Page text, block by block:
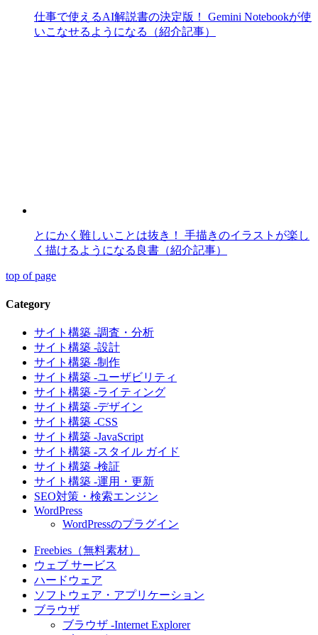
仕事で使えるAI解説書の決定版！ Gemini Notebookが使
いこなせるようになる（紹介記事）
とにかく難しいことは抜き！ 手描きのイラストが楽し
く描けるようになる良書（紹介記事）
top of page
Category
サイト構築 -調査・分析
サイト構築 -設計
サイト構築 -制作
サイト構築 -ユーザビリティ
サイト構築 -ライティング
サイト構築 -デザイン
サイト構築 -CSS
サイト構築 -JavaScript
サイト構築 -スタイル ガイド
サイト構築 -検証
サイト構築 -運用・更新
SEO対策・検索エンジン
WordPress
WordPressのプラグイン
Freebies（無料素材）
ウェブ サービス
ハードウェア
ソフトウェア・アプリケーション
ブラウザ
ブラウザ -Internet Explorer